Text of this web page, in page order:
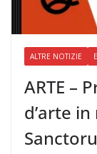
ALTRE NOTIZIE
ARTE –
d’arte